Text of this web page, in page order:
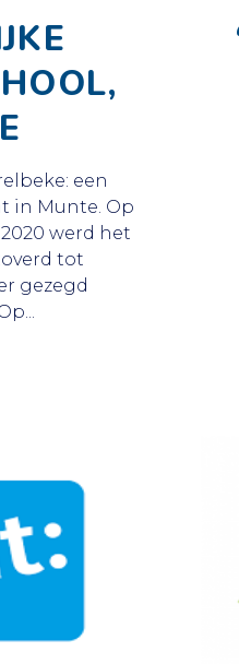
een
in Munte. Op
werd het
tot
gezegd